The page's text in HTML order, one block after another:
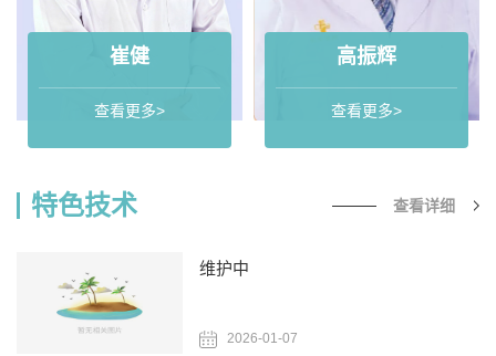
了重症伤员的综合治疗效果，颅内血肿抢救成功达到90%以
崔健
查看更多>
高振辉
查看更多>
特色技术 查看详细
维护中
2026-01-07